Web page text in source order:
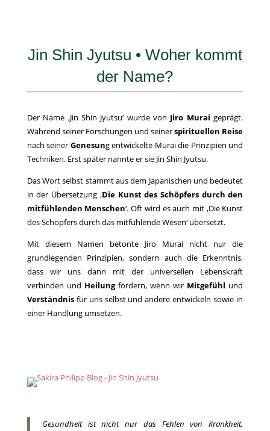
Jin Shin Jyutsu • Woher kommt
der Name?
Der Name ‚Jin Shin Jyutsu‘ wurde von Jiro Murai geprägt.
Während seiner Forschungen und seinerspirituellen Reise
nach seiner Genesung entwickelte Murai die Prinzipien und
Techniken. Erst später nannte er sie Jin Shin Jyutsu.
Das Wort selbst stammt aus dem Japanischen und bedeutet
in der Übersetzung ‚Die Kunst des Schöpfers durch den
mitfühlenden Menschen‘. Oft wird es auch mit ‚Die Kunst
des Schöpfers durch das mitfühlende Wesen‘ übersetzt.
Mit diesem Namen betonte Jiro Murai nicht nur die
grundlegenden Prinzipien, sondern auch die Erkenntnis,
dass wir uns dann mit der universellen Lebenskraft
verbinden und Heilungfördern, wenn wir Mitgefühl und
Verständnisfür uns selbst und andere entwickeln sowie in
einer Handlung umsetzen.
Gesundheit ist nicht nur das Fehlen von Krankheit,